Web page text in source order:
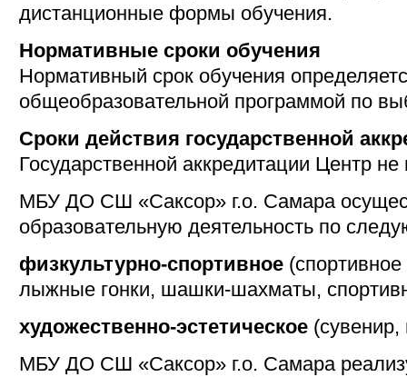
дистанционные формы обучения.
Нормативные сроки обучения
Нормативный срок обучения
общеобразовательной программой по
Сроки действия государственной
Государственной аккредитации Центр не
МБУ ДО СШ «Саксор» г.о. Самара
образовательную деятельность по
физкультурно-спортивное
лыжные гонки, шашки-шахматы,
художественно-эстетическое (сувенир,
МБУ ДО СШ «Саксор» г.о. Самара